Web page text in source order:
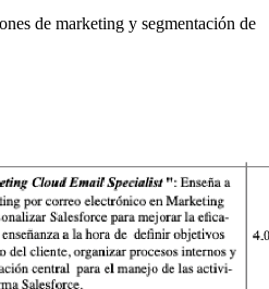
de marketing y segmentación de